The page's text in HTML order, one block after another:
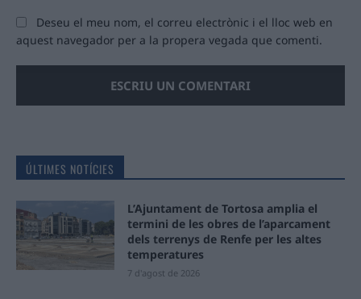
Deseu el meu nom, el correu electrònic i el lloc web en
aquest navegador per a la propera vegada que comenti.
ÚLTIMES NOTÍCIES
L’Ajuntament de Tortosa amplia el
termini de les obres de l’aparcament
dels terrenys de Renfe per les altes
temperatures
7 d'agost de 2026